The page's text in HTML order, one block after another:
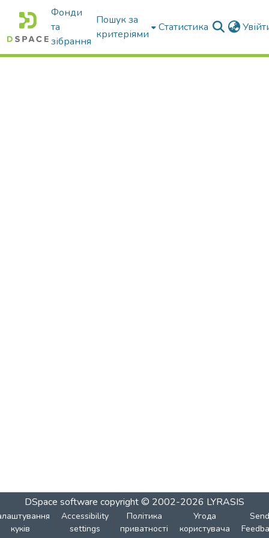
Фонди
та
зібрання
Пошук за
критеріями
Статистика
DSpace software copyright © 2002-2026 LYRASIS
куків
Accessibility
settings
Політика
приватності
Угода
користувача
Send